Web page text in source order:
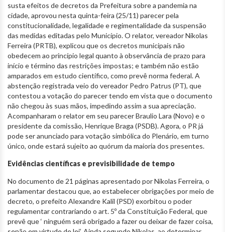
susta efeitos de decretos da Prefeitura sobre a pandemia na
cidade, aprovou nesta quinta-feira (25/11) parecer pela
constitucionalidade, legalidade e regimentalidade da suspensão
das medidas editadas pelo Município. O relator, vereador Nikolas
Ferreira (PRTB), explicou que os decretos municipais não
obedecem ao princípio legal quanto à observância de prazo para
início e término das restrições impostas; e também não estão
amparados em estudo científico, como prevê norma federal. A
abstenção registrada veio do vereador Pedro Patrus (PT), que
contestou a votação do parecer tendo em vista que o documento
não chegou às suas mãos, impedindo assim a sua apreciação.
Acompanharam o relator em seu parecer Braulio Lara (Novo) e o
presidente da comissão, Henrique Braga (PSDB). Agora, o PR já
pode ser anunciado para votação simbólica do Plenário, em turno
único, onde estará sujeito ao quórum da maioria dos presentes.
Evidências científicas e previsibilidade de tempo
No documento de 21 páginas apresentado por Nikolas Ferreira, o
parlamentar destacou que, ao estabelecer obrigações por meio de
decreto, o prefeito Alexandre Kalil (PSD) exorbitou o poder
regulamentar contrariando o art. 5º da Constituição Federal, que
prevê que ‘ ninguém será obrigado a fazer ou deixar de fazer coisa,